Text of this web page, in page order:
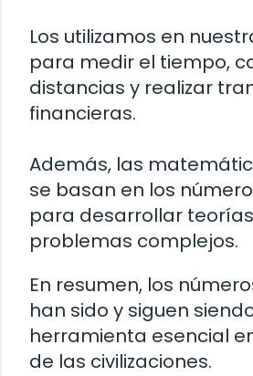
Los utilizamos en
para medir el tiempo,
distancias y realizar
financieras.
Además, las
se basan en los
para desarrollar
problemas complejos.
En resumen, los
han sido y siguen
herramienta esencial
de las civilizaciones.